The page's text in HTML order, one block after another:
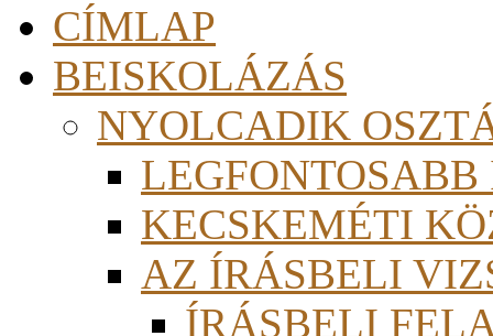
CÍMLAP
BEISKOLÁZÁS
NYOLCADIK
KECSKEMÉTI
AZ ÍRÁSBELI
ÍRÁSBELI